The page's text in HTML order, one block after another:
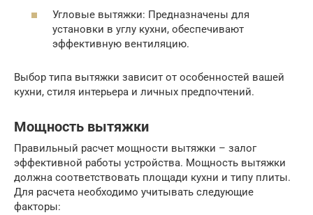
Угловые вытяжки: Предназначены для
установки в углу кухни, обеспечивают
эффективную вентиляцию.
Выбор типа вытяжки зависит от особенностей вашей
кухни, стиля интерьера и личных предпочтений.
Мощность вытяжки
Правильный расчет мощности вытяжки – залог
эффективной работы устройства. Мощность вытяжки
должна соответствовать площади кухни и типу плиты.
Для расчета необходимо учитывать следующие
факторы: